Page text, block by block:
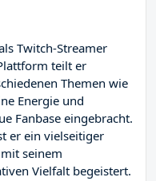
Twitch-Streamer
teilt er
Themen wie
Energie und
Fanbase eingebracht.
er ein vielseitiger
seinem
Vielfalt begeistert.